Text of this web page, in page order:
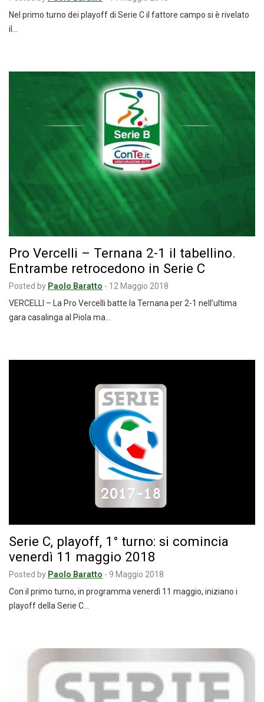
Nel primo turno dei playoff di Serie C il fattore campo si è rivelato
il…
Pro Vercelli – Ternana 2-1 il tabellino.
Entrambe retrocedono in Serie C
Posted by Paolo Baratto - 12 Maggio 2018
VERCELLI – La Pro Vercelli batte la Ternana per 2-1 nell’ultima
gara casalinga al Piola ma…
Serie C, playoff, 1° turno: si comincia
venerdì 11 maggio 2018
Posted by Paolo Baratto - 9 Maggio 2018
Con il primo turno, in programma venerdì 11 maggio, iniziano i
playoff della Serie C…